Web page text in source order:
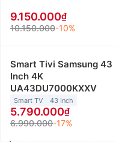
9.150.000
10.150.000-10%
Smart Tivi Samsung 43
Inch 4K
UA43DU7000KXXV
Smart TV 43 Inch
5.790.000
6.990.000-17%